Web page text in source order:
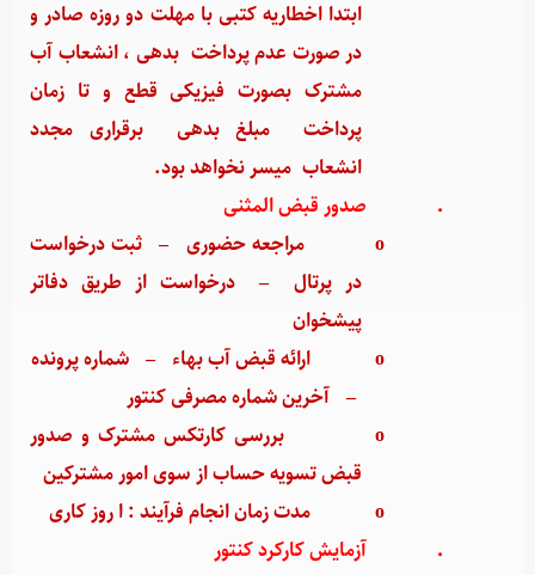
ابتدا اخطاریه کتبی با مهلت دو روزه صادر و
در صورت عدم پرداخت بدهی ، انشعاب آب
مشترک بصورت فیزیکی قطع و تا زمان
پرداخت مبلغ بدهی برقراری مجدد
انشعاب میسر نخواهد بود.
·
صدور قبض المثنی
o
مراجعه حضوری –
ثبت درخواست
در پرتال
–
درخواست از طریق دفاتر
پیشخوان
o
ارائه قبض آب بهاء – شماره پرونده
– آخرین شماره مصرفی کنتور
o
بررسی کارتکس مشترک و صدور
قبض تسویه حساب از سوی امور مشترکین
o
مدت زمان انجام فرآیند : ا روز کاری
·
آزمایش کارکرد کنتور